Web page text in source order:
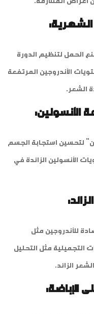
الحمل لتنظيم الدورة
الأندروجين المرتفعة
الشعر.
الأنسولين:
لتحسين استجابة الجسم
الأنسولين الزائدة في
للأندروجين مثل
التجميلية مثل التحليل
الزائد.
الإباضة: